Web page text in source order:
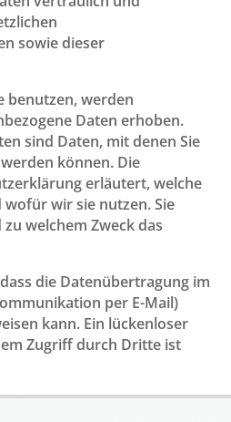
sowie dieser
benutzen, werden
Daten erhoben.
sind Daten, mit denen Sie
können. Die
erläutert, welche
wir sie nutzen. Sie
welchem Zweck das
die Datenübertragung im
per E-Mail)
kann. Ein lückenloser
Zugriff durch Dritte ist